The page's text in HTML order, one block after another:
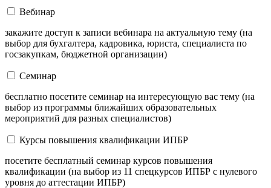
Вебинар
закажите доступ к записи вебинара на актуальную тему (на
выбор для бухгалтера, кадровика, юриста, специалиста по
госзакупкам, бюджетной организации)
Семинар
бесплатно посетите семинар на интересующую вас тему (на
выбор из программы ближайших образовательных
мероприятий для разных специалистов)
Курсы повышения квалификации ИПБР
посетите бесплатный семинар курсов повышения
квалификации (на выбор из 11 спецкурсов ИПБР с нулевого
уровня до аттестации ИПБР)